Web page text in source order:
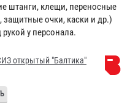
штанги, клещи, переносные
защитные очки, каски и др.)
у персонала.
открытый "Балтика"